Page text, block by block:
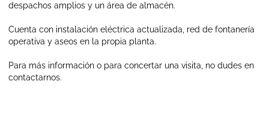
despachos amplios y un área de almacén.
Cuenta con instalación eléctrica actualizada, red de fontanería
operativa y aseos en la propia planta.
Para más información o para concertar una visita, no dudes en
contactarnos.